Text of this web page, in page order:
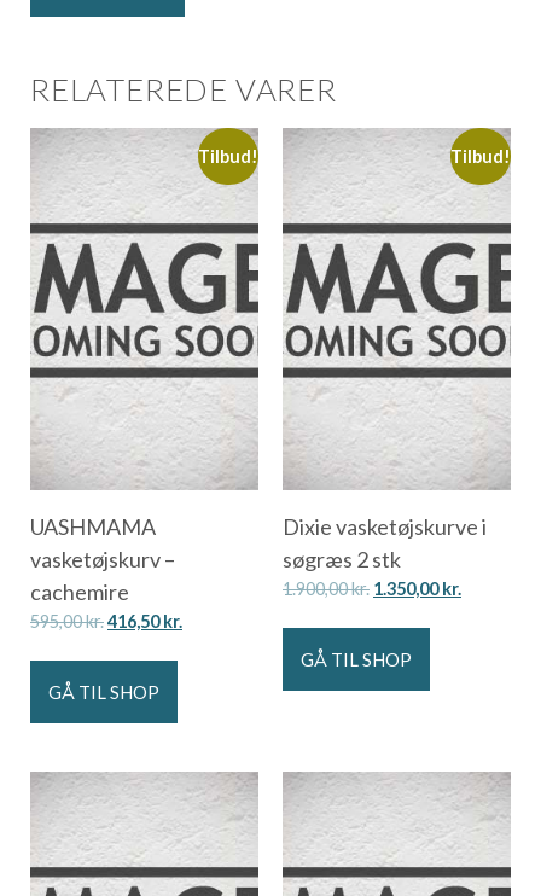
RELATEREDE VARER
Tilbud!
UASHMAMA
vasketøjskurv –
cachemire
595,00kr.416,50kr.
GÅ TIL SHOP
Tilbud!
Dixie vasketøjskurve i
søgræs 2 stk
1.900,00kr. 1.350,00kr.
GÅ TIL SHOP